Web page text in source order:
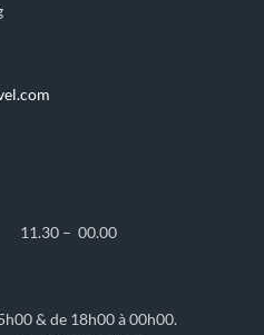
11.30 – 00.00
& de 18h00 à 00h00.